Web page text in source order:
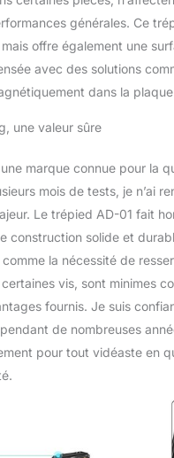
d'autres
le trépied, tels que
moniteurs, des
vidéo et Magic Arm
dégagement
rangement est
rangement facile.
Contenu de
1 x trépied à tête
robuste, 1 x sac de
dégagement rapide
Manfrotto, 1 x vis
1/4"-20, 1 x vis 3/
x manuel
Remarque : Pour
la sécurité de votre
boutons
cardan, verrouillage
jambes, etc.) et
générales. Ce
offre également une
avec des solutions
dans la
une valeur sûre
marque connue pour la
mois de tests, je n’ai
Le trépied AD-01 fait
construction solide et
la nécessité de
vis, sont minimes
fournis. Je suis
de nombreuses
pour tout vidéaste en